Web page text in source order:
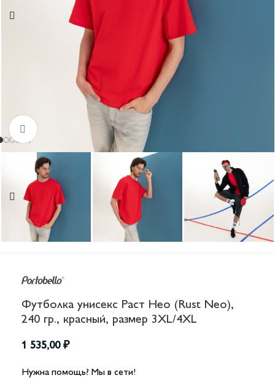
Футболка унисекс Раст Нео (Rust Neo),
240 гр., красный, размер 3XL/4XL
1 535,00 ₽
Нужна помощь? Мы в сети!